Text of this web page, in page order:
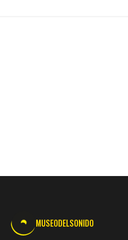
MUSEODELSONIDO